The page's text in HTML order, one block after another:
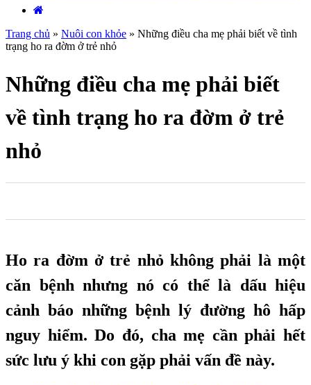
Trang chủ » Nuôi con khỏe » Những điều cha mẹ phải biết về tình
trạng ho ra đờm ở trẻ nhỏ
Những điều cha mẹ phải biết
về tình trạng ho ra đờm ở trẻ
nhỏ
Ho ra đờm ở trẻ nhỏ không phải là một
căn bệnh nhưng nó có thể là dấu hiệu
cảnh báo những bệnh lý đường hô hấp
nguy hiểm. Do đó, cha mẹ cần phải hết
sức lưu ý khi con gặp phải vấn đề này.